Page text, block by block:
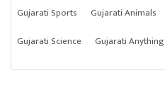
Gujarati Sports
Gujarati Animals
Gujarati Science
Gujarati Anything